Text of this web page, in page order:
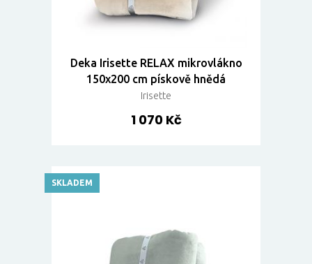
Deka Irisette RELAX mikrovlákno
150x200 cm pískově hnědá
Irisette
1 070 Kč
SKLADEM